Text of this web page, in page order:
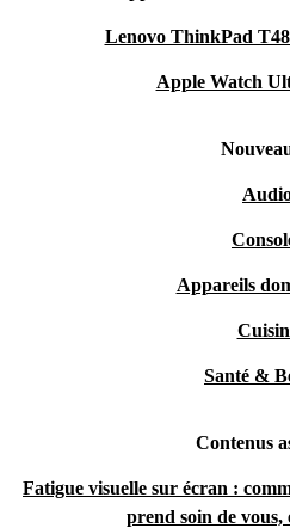
Lenovo ThinkPad
Apple Watch
Appareils
Santé &
Contenus
Fatigue visuelle sur écran :
prend soin de vous,